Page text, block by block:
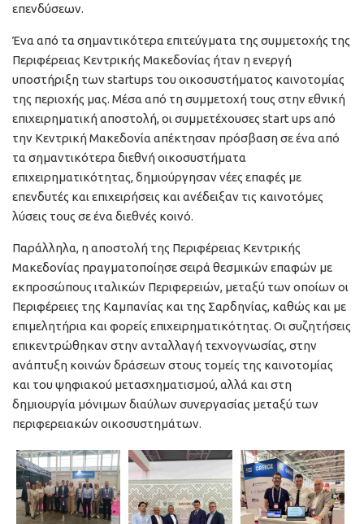
επενδύσεων.
Ένα από τα σημαντικότερα επιτεύγματα της συμμετοχής της
Περιφέρειας Κεντρικής Μακεδονίας ήταν η ενεργή
υποστήριξη των startups του οικοσυστήματος καινοτομίας
της περιοχής μας. Μέσα από τη συμμετοχή τους στην εθνική
επιχειρηματική αποστολή, οι συμμετέχουσες start ups από
την Κεντρική Μακεδονία απέκτησαν πρόσβαση σε ένα από
τα σημαντικότερα διεθνή οικοσυστήματα
επιχειρηματικότητας, δημιούργησαν νέες επαφές με
επενδυτές και επιχειρήσεις και ανέδειξαν τις καινοτόμες
λύσεις τους σε ένα διεθνές κοινό.
Παράλληλα, η αποστολή της Περιφέρειας Κεντρικής
Μακεδονίας πραγματοποίησε σειρά θεσμικών επαφών με
εκπροσώπους ιταλικών Περιφερειών, μεταξύ των οποίων οι
Περιφέρειες της Καμπανίας και της Σαρδηνίας, καθώς και με
επιμελητήρια και φορείς επιχειρηματικότητας. Οι συζητήσεις
επικεντρώθηκαν στην ανταλλαγή τεχνογνωσίας, στην
ανάπτυξη κοινών δράσεων στους τομείς της καινοτομίας
και του ψηφιακού μετασχηματισμού, αλλά και στη
δημιουργία μόνιμων διαύλων συνεργασίας μεταξύ των
περιφερειακών οικοσυστημάτων.